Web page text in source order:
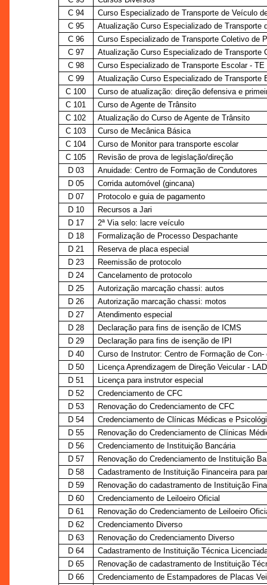
C 94
Curso Especializado de Transporte de Veículo
C 95
Atualização Curso Especializado de Transporte
C 96
Curso Especializado de Transporte Coletivo de
C 97
Atualização Curso Especializado de Transporte
C 98
Curso Especializado de Transporte Escolar - TE
C 99
Atualização Curso Especializado de Transporte
C 100
Curso de atualização: direção defensiva e
C 101
Curso de Agente de Trânsito
C 102
Atualização do Curso de Agente de Trânsito
C 103
Curso de Mecânica Básica
C 104
Curso de Monitor para transporte escolar
C 105
Revisão de prova de legislação/direção
D 03
Anuidade: Centro de Formação de Condutores
D 05
Corrida automóvel (gincana)
D 07
Protocolo e guia de pagamento
D 10
Recursos a Jari
D 17
2ª Via selo: lacre veículo
D 18
Formalização de Processo Despachante
D 21
Reserva de placa especial
D 23
Reemissão de protocolo
D 24
Cancelamento de protocolo
D 25
Autorização marcação chassi: autos
D 26
Autorização marcação chassi: motos
D 27
Atendimento especial
D 28
Declaração para fins de isenção de ICMS
D 29
Declaração para fins de isenção de IPI
D 40
Curso de Instrutor: Centro de Formação de Con-
D 50
Licença Aprendizagem de Direção Veicular -
D 51
Licença para instrutor especial
D 52
Credenciamento de CFC
D 53
Renovação do Credenciamento de CFC
D 54
Credenciamento de Clínicas Médicas e
D 55
Renovação do Credenciamento de Clínicas
D 56
Credenciamento de Instituição Bancária
D 57
Renovação do Credenciamento de Instituição
D 58
Cadastramento de Instituição Financeira para
D 59
Renovação do cadastramento de Instituição
D 60
Credenciamento de Leiloeiro Oficial
D 61
Renovação do Credenciamento de Leiloeiro
D 62
Credenciamento Diverso
D 63
Renovação do Credenciamento Diverso
D 64
Cadastramento de Instituição Técnica
D 65
Renovação de cadastramento de Instituição
D 66
Credenciamento de Estampadores de Placas